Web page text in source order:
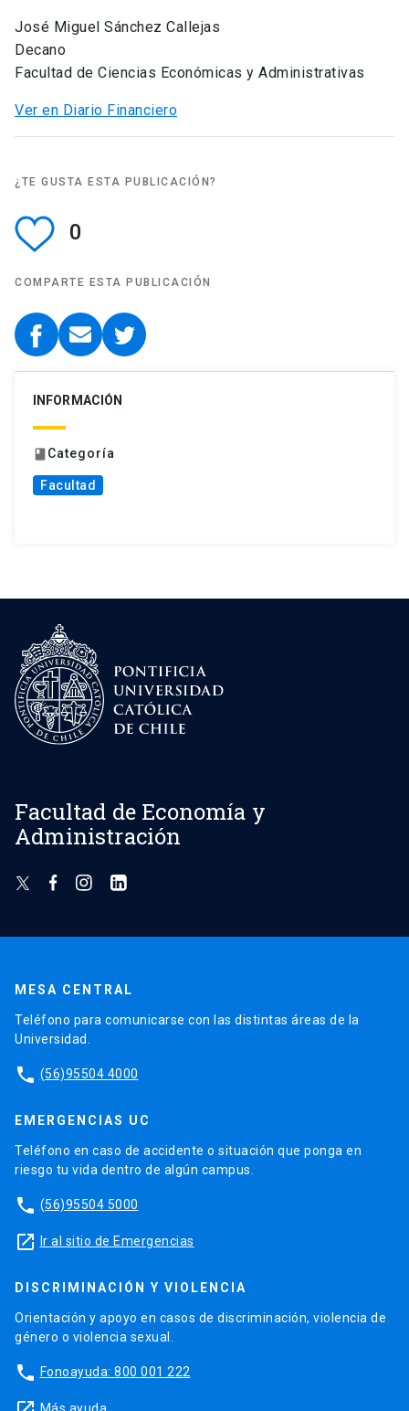
José Miguel Sánchez Callejas
Decano
Facultad de Ciencias Económicas y Administrativas
Ver en Diario Financiero
¿TE GUSTA ESTA PUBLICACIÓN?
0
COMPARTE ESTA PUBLICACIÓN
INFORMACIÓN
book Categoría
Facultad
Facultad de Economía y
Administración
MESA CENTRAL
Teléfono para comunicarse con las distintas áreas de la
Universidad.
phone (56)95504 4000
EMERGENCIAS UC
Teléfono en caso de accidente o situación que ponga en
riesgo tu vida dentro de algún campus.
phone (56)95504 5000
launch Ir al sitio de Emergencias
DISCRIMINACIÓN Y VIOLENCIA
Orientación y apoyo en casos de discriminación, violencia de
género o violencia sexual.
phone Fonoayuda: 800 001 222